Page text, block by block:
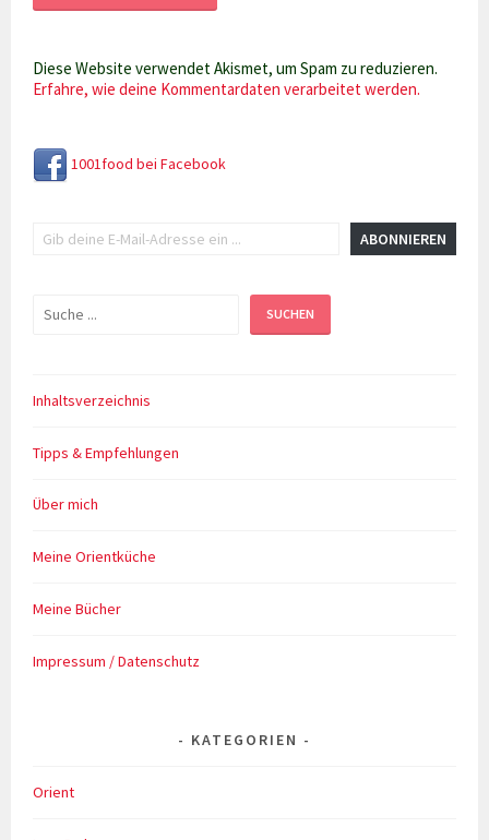
Diese Website verwendet Akismet, um Spam zu reduzieren.
Erfahre, wie deine Kommentardaten verarbeitet werden.
1001food bei Facebook
ABONNIEREN
Suchen SUCHEN
Inhaltsverzeichnis
Tipps & Empfehlungen
Über mich
Meine Orientküche
Meine Bücher
Impressum / Datenschutz
KATEGORIEN
Orient